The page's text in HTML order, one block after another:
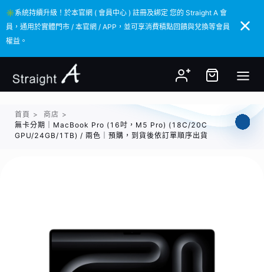
✳️系統持續升級！於本官網 ( 會員中心 ) 註冊及綁定 您的 Straight A 會
員，通用於實體門市 / 本官網 / APP，並可享消費積點回饋與兌換等會員
權益。
✳️系統持續升級！於本官網 ( 會員中心 ) 註冊及綁定 您的 Straight A 會
員，通用於實體門市 / 本官網 / APP，並可享消費積點回饋與兌換等會員
權益。
首頁 > 商店 >
無卡分期｜MacBook Pro (16吋，M5 Pro) (18C/20C
GPU/24GB/1TB) / 兩色｜預購，到貨後依訂單順序出貨